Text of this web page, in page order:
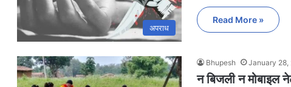
अपराध
Read More »
Bhupesh January 28,
न बिजली न मोबाइल